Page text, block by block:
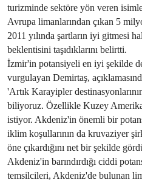
turizminde sektöre yön veren
Avrupa limanlarından çıkan 5
2011 yılında şartların iyi gitmesi
beklentisini taşıdıklarını belirtti.
İzmir'in potansiyeli en iyi şekilde
vurgulayan Demirtaş,
'Artık Karayipler
biliyoruz. Özellikle Kuzey
istiyor. Akdeniz'in önemli bir
iklim koşullarının da kruvaziyer
öne çıkardığını net bir şekilde
Akdeniz'in barındırdığı ciddi
temsilcileri, Akdeniz'de bulunan